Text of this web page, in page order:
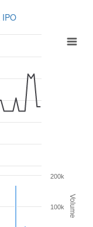
IPO
Volume
100k
200k